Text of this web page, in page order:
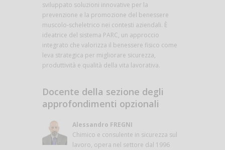
sviluppato soluzioni innovative per la
prevenzione e la promozione del benessere
muscolo-scheletrico nei contesti aziendali. È
ideatrice del sistema PARC, un approccio
integrato che valorizza il benessere fisico come
leva strategica per migliorare sicurezza,
produttività e qualità della vita lavorativa.
Docente della sezione degli
approfondimenti opzionali
Alessandro FREGNI
Chimico e consulente in sicurezza sul
lavoro, opera nel settore dal 1996